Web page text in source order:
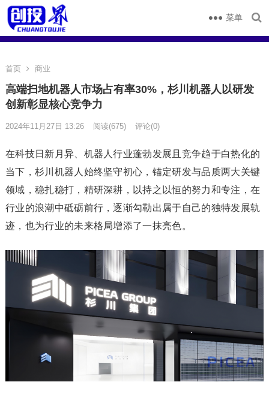
菜单
首页 商业
高端扫地机器人市场占有率30%，杉川机器人以研发
创新彰显核心竞争力
2024年11月27日 13:26 阅读(675) 评论(0)
在科技日新月异、机器人行业蓬勃发展且竞争趋于白热化的
当下，杉川机器人始终坚守初心，锚定研发与品质两大关键
领域，稳扎稳打，精研深耕，以持之以恒的努力和专注，在
行业的浪潮中砥砺前行，逐渐勾勒出属于自己的独特发展轨
迹，也为行业的未来格局增添了一抹亮色。